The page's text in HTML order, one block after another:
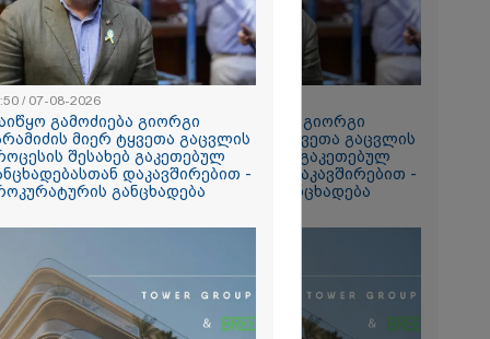
პირდაპირ
ლაივის
ის
-
მომხდარზე
დაიწყო გამოძიება გიორგი
ბარამიძის მიერ ტყვეთა გაცვლის
პროცესის შესახებ გაკეთებულ
განცხადებასთან დაკავშირებით -
პროკურატურის განცხადება
/ 07-08-2026
გამოძიება გიორგი
მიერ ტყვეთა გაცვლის
შესახებ გაკეთებულ
დაკავშირებით -
განცხადება